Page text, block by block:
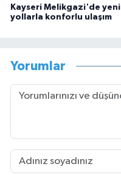
Kayseri Melikgazi'de yeni
yollarla konforlu ulaşım
Yorumlar